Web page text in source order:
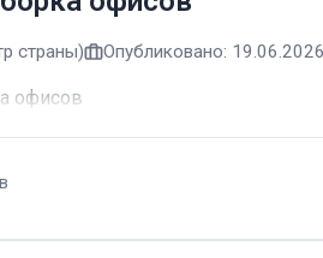
страны) Опубликовано: 19.06.2026
офисов